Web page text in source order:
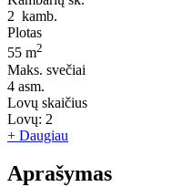
2 kamb.
Plotas
55 m2
Maks. svečiai
4 asm.
Lovų skaičius
Lovų: 2
+ Daugiau
Aprašymas